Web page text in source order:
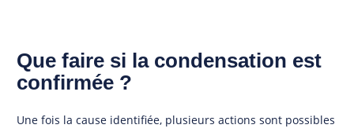
Que faire si la condensation est
confirmée ?
Une fois la cause identifiée, plusieurs actions sont possibles